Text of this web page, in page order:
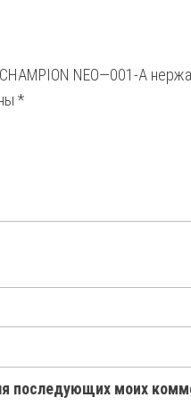
NEO—001-A
*
последующих моих